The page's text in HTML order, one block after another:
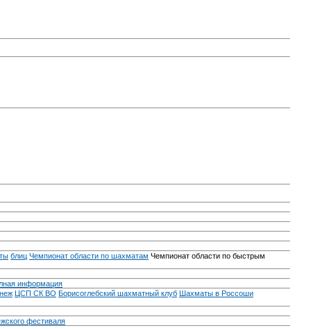
блиц Чемпионат области по шахматам Чемпионат области по быстрым
информация
ЦСП СК ВО Борисоглебский шахматный клуб Шахматы в Россоши
фестиваля